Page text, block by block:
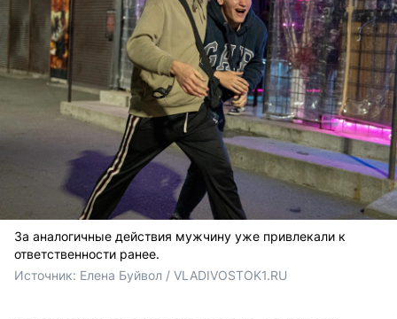
За аналогичные действия мужчину уже привлекали к
ответственности ранее.
Источник: Елена Буйвол / VLADIVOSTOK1.RU